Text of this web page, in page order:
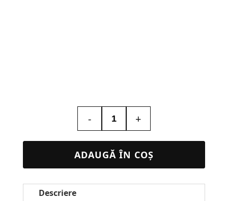
-
Cantitate
Tablou
pe
Piatra
+
ADAUGĂ ÎN COȘ
Descriere